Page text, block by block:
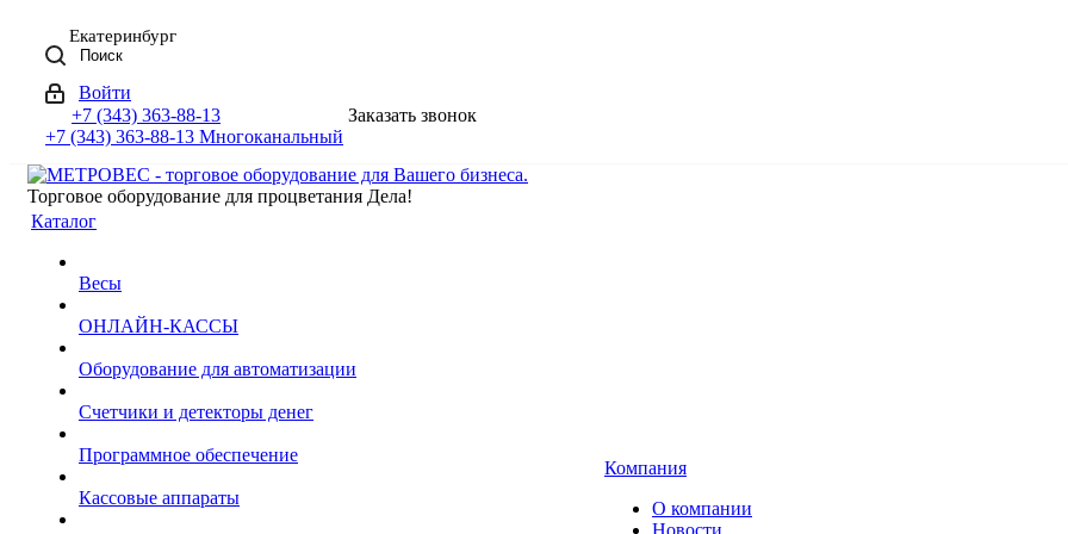
Екатеринбург
Поиск
Войти
+7 (343) 363-88-13
+7 (343) 363-88-13 Многоканальный
Заказать звонок
Торговое оборудование для процветания Дела!
Каталог
Весы
ОНЛАЙН-КАССЫ
Оборудование для автоматизации
Счетчики и детекторы денег
Программное обеспечение
Кассовые аппараты
Компания
О компании
Новости